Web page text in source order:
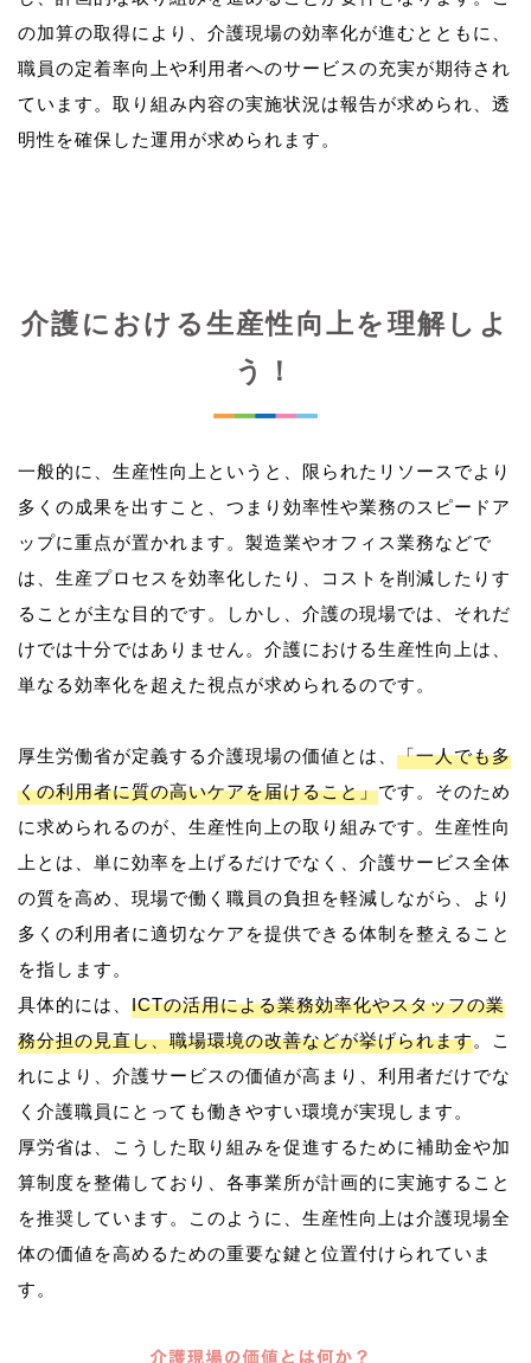
の加算の取得により、介護現場の効率化が進むとともに、
職員の定着率向上や利用者へのサービスの充実が期待され
ています。取り組み内容の実施状況は報告が求められ、透
介護における生産性向上を理解しよ
う！
一般的に、生産性向上というと、限られたリソースでより
多くの成果を出すこと、つまり効率性や業務のスピードア
ップに重点が置かれます。製造業やオフィス業務などで
は、生産プロセスを効率化したり、コストを削減したりす
ることが主な目的です。しかし、介護の現場では、それだ
けでは十分ではありません。介護における生産性向上は、
単なる効率化を超えた視点が求められるのです。
厚生労働省が定義する介護現場の価値とは、 「一人でも多
くの利用者に質の高いケアを届けること」です。そのため
に求められるのが、生産性向上の取り組みです。生産性向
上とは、単に効率を上げるだけでなく、介護サービス全体
の質を高め、現場で働く職員の負担を軽減しながら、より
多くの利用者に適切なケアを提供できる体制を整えること
を指します。
具体的には、 ICTの活用による業務効率化やスタッフの業
務分担の見直し、職場環境の改善などが挙げられます。こ
れにより、介護サービスの価値が高まり、利用者だけでな
く介護職員にとっても働きやすい環境が実現します。
厚労省は、こうした取り組みを促進するために補助金や加
算制度を整備しており、各事業所が計画的に実施すること
を推奨しています。このように、生産性向上は介護現場全
体の価値を高めるための重要な鍵と位置付けられていま